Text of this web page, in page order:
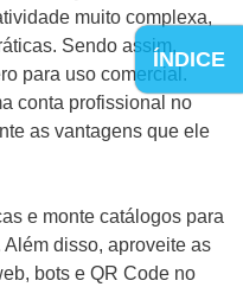
ÍNDICE
muito complexa,
Sendo assim,
para uso comercial.
conta profissional no
as vantagens que ele
e monte catálogos para
disso, aproveite as
bots e QR Code no